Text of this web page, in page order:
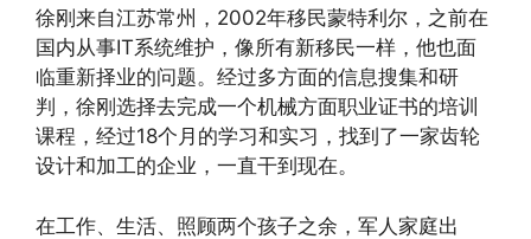
徐刚来自江苏常州，2002年移民蒙特利尔，之前在
国内从事IT系统维护，像所有新移民一样，他也面
临重新择业的问题。经过多方面的信息搜集和研
判，徐刚选择去完成一个机械方面职业证书的培训
课程，经过18个月的学习和实习，找到了一家齿轮
设计和加工的企业，一直干到现在。
在工作、生活、照顾两个孩子之余，军人家庭出